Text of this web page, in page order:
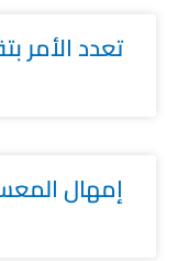
تعدد الأمر
إمهال